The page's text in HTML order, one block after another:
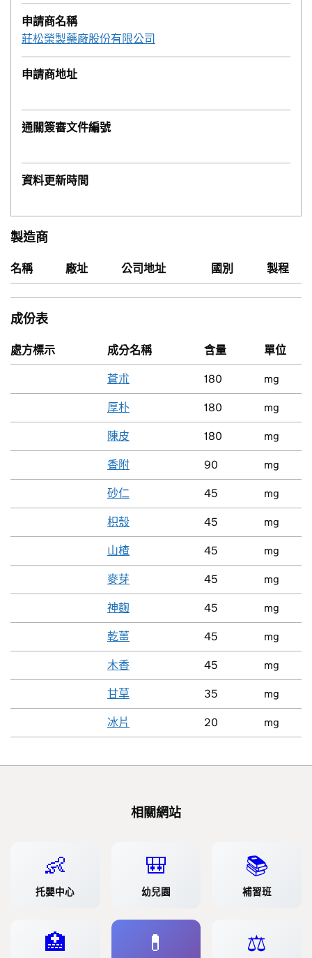
申請商名稱
莊松榮製藥廠股份有限公司
申請商地址
通關簽審文件編號
資料更新時間
製造商
名稱 廠址 公司地址 國別 製程
成份表
處方標示 成分名稱 含量 單位
蒼朮 180 mg
厚朴 180 mg
陳皮 180 mg
香附 90 mg
砂仁 45 mg
枳殼 45 mg
山楂 45 mg
麥芽 45 mg
神麴 45 mg
乾薑 45 mg
木香 45 mg
甘草 35 mg
冰片 20 mg
相關網站
👶
托嬰中心
🎒
幼兒園
📚
補習班
🏥 💊 ⚖️